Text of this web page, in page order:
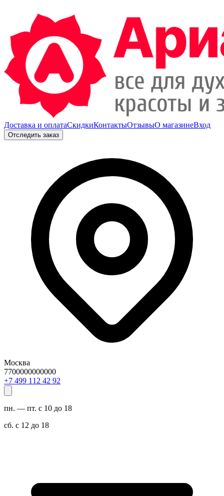
Доставка и оплатаСкидкиКонтактыОтзывыО магазинеВход
Отследить заказ
Москва
7700000000000
29 24 211 994 7+
пн. — пт. с 10 до 18
сб. с 12 до 18